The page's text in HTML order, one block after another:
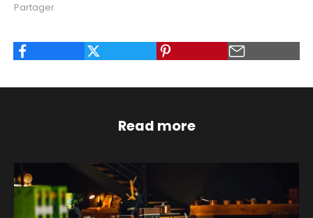
Partager
Read more